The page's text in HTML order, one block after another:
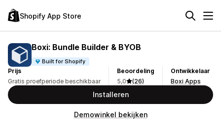
Shopify App Store
Boxi: Bundle Builder & BYOB
Built for Shopify
Prijs
Gratis proefperiode beschikbaar
Beoordeling
5,0
(26)
Ontwikkelaar
Boxi Apps
Installeren
Demowinkel bekijken